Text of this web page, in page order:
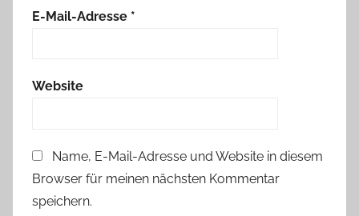
t
c
i
c
h
E-Mail-Adresse *
Website
Name, E-Mail-Adresse und Website in diesem
Browser für meinen nächsten Kommentar
speichern.